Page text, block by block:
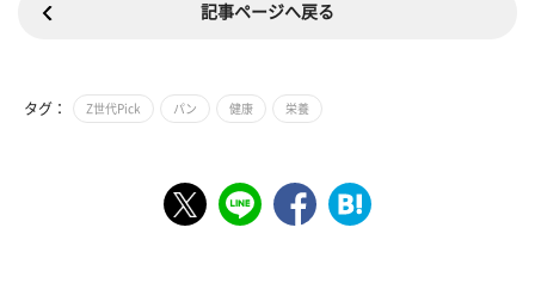
記事ページへ戻る
タグ： Z世代Pick パン 健康 栄養